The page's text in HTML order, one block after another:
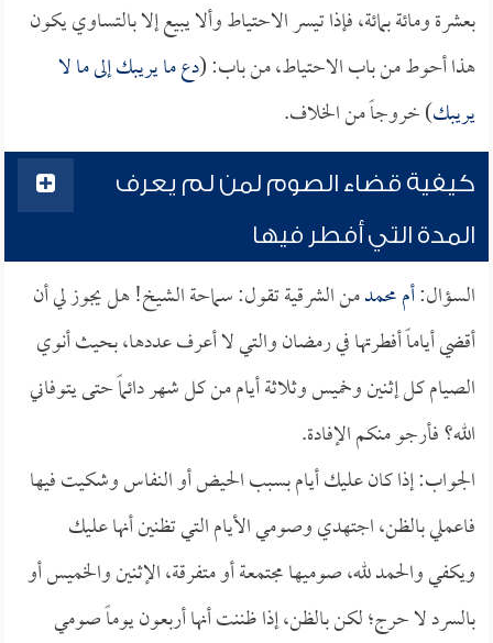
بعشرة ومائة بمائة، فإذا تيسر الاحتياط وألا يبيع إلا بالتساوي يكون
هذا أحوط من باب الاحتياط، من باب: (دع ما يريبك إلى ما لا
يريبك) خروجاً من الخلاف.
كيفية قضاء الصوم لمن لم يعرف
المدة التي أفطر فيها
السؤال:أم محمدمن الشرقية تقول: سماحة الشيخ! هل يجوز لي أن
أقضي أياماً أفطرتها في رمضان والتي لا أعرف عددها، بحيث أنوي
الصيام كل إثنين وخميس وثلاثة أيام من كل شهر دائماً حتى يتوفاني
الله؟ فأرجو منكم الإفادة.
الجواب: إذا كان عليك أيام بسبب الحيض أو النفاس وشكيت فيها
فاعملي بالظن، اجتهدي وصومي الأيام التي تظنين أنها عليك
ويكفي والحمد لله، صوميها مجتمعة أو متفرقة، الإثنين والخميس أو
بالسرد لا حرج؛ لكن بالظن، إذا ظننت أنها أربعون يوماً صومي